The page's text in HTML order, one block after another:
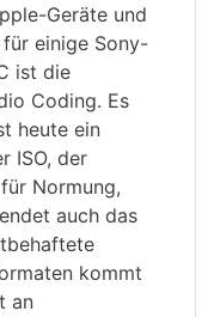
Geräte und
einige Sony-
ist die
Coding. Es
heute ein
ISO, der
Normung,
auch das
kommt
an